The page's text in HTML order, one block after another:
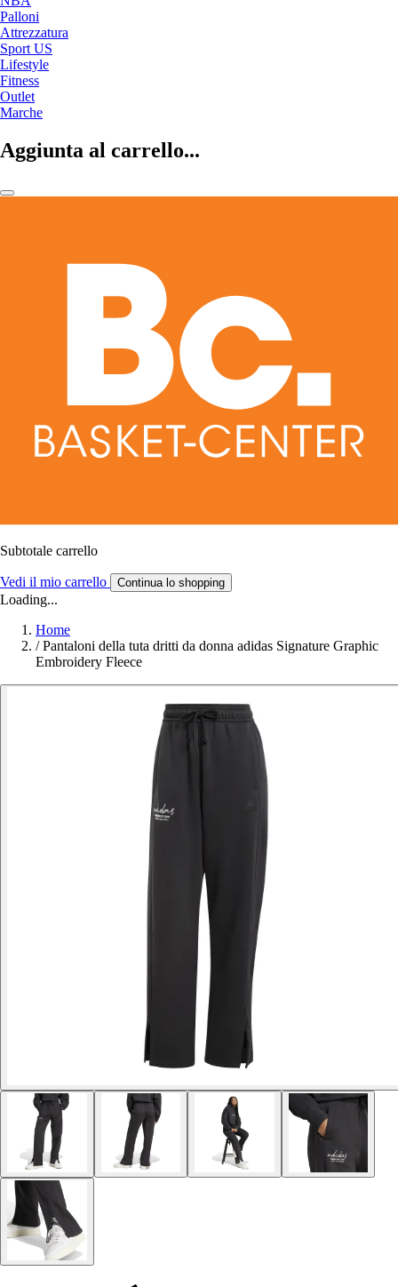
Palloni
Attrezzatura
Sport US
Lifestyle
Fitness
Outlet
Marche
Aggiunta al carrello...
Subtotale carrello
Vedi il mio carrello Continua lo shopping
Loading...
Home
/ Pantaloni della tuta dritti da donna adidas Signature Graphic
Embroidery Fleece